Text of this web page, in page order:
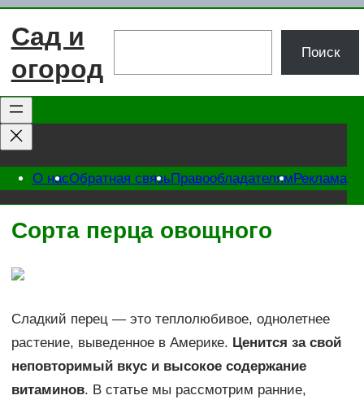
Перейти
Сад и
огород
Поиск
О насОбратная связьПравообладателямРеклама
Сорта перца овощного
Сладкий перец — это теплолюбивое, однолетнее
растение, выведенное в Америке. Ценится за свой
неповторимый вкус и высокое содержание
витаминов. В статье мы рассмотрим ранние,